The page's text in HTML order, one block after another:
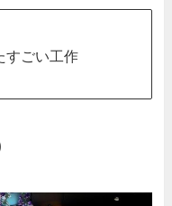
すごい工作